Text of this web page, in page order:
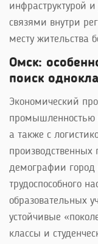
инфраструктурой
связями внутри
месту жительства
Омск:
поиск
Экономический
а также с
демографии город
трудоспособного
образовательных
устойчивые
классы и